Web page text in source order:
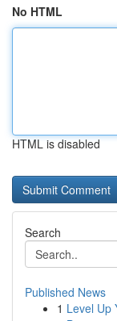
No HTML
HTML is disabled
Search
Published News
1 Level Up